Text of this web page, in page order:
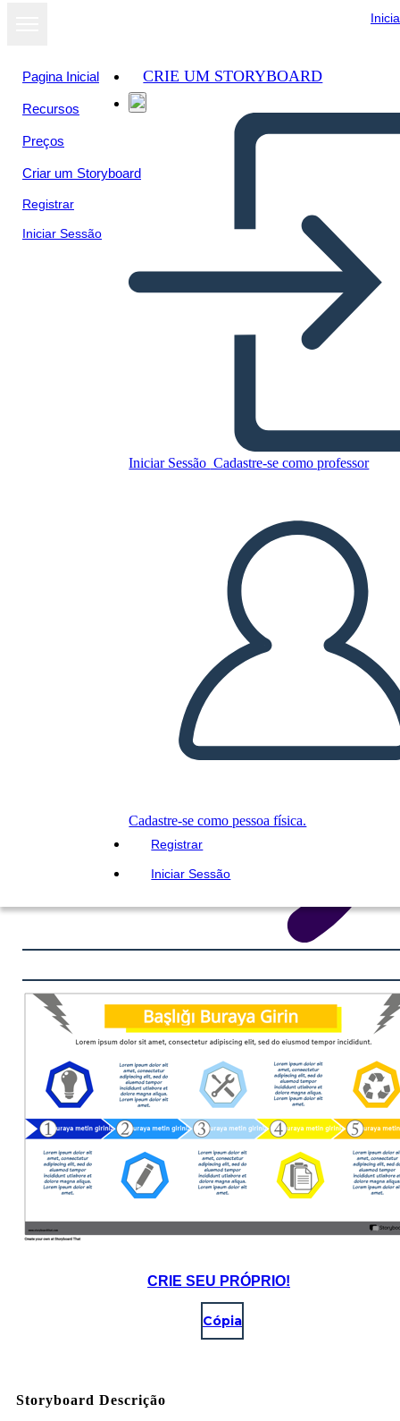
Pagina Inicial
Recursos
Preços
Criar um Storyboard
Registrar
Iniciar Sessão
CRIE UM STORYBOARD
Iniciar Sessão Cadastre-se como professor
Cadastre-se como pessoa física.
Registrar
Iniciar Sessão
Copie este storyboard
REPRODUZIR APRESENTAÇÃO DE SLIDES
LEIA PRA MIM
Ver como
apresentação
CRIE SEU PRÓPRIO!
Cópia
Storyboard Descrição